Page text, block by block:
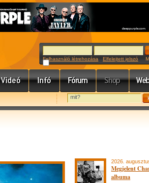
Felhasználó létrehozása Elfelejtett jelszó
2026.
Megjelent
albuma